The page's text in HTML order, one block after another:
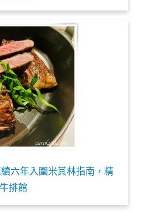
六年入圍米其林指南，精
排館